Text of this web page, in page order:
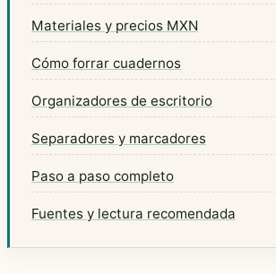
Materiales y precios MXN
Cómo forrar cuadernos
Organizadores de escritorio
Separadores y marcadores
Paso a paso completo
Fuentes y lectura recomendada